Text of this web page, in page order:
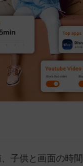
子供と画面の時間